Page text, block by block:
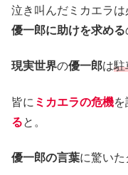
泣き叫んだミカエラは
優一郎に助けを求める
現実世界の優一郎は駐
皆に ミカエラの危機
ると。
優一郎の言葉に驚いた